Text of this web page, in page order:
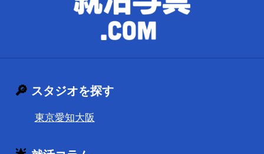
🔎 スタジオを探す
東京愛知大阪